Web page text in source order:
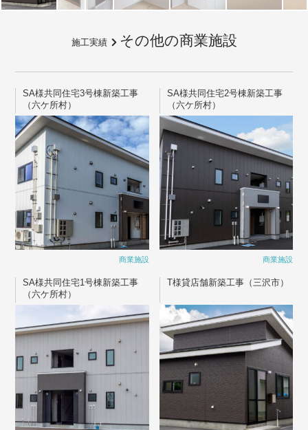
施工実績 その他の商業施設
SA様共同住宅3号棟新築工事
（六ケ所村）
商業施設
SA様共同住宅2号棟新築工事
（六ケ所村）
商業施設
SA様共同住宅1号棟新築工事
（六ケ所村）
T様貸店舗新築工事（三沢市）